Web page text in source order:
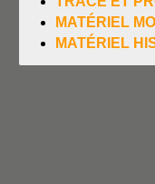
MATÉRIEL
MATÉRIEL